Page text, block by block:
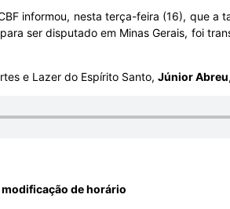
informou, nesta terça-feira (16), que
ser disputado em Minas Gerais, foi
e Lazer do Espírito Santo, Júnior Abreu
de horário